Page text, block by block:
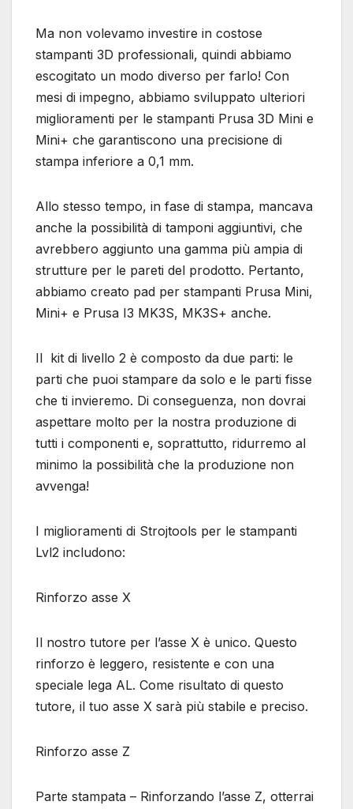
Ma non volevamo investire in costose
stampanti 3D professionali, quindi abbiamo
escogitato un modo diverso per farlo! Con
mesi di impegno, abbiamo sviluppato ulteriori
miglioramenti per le stampanti Prusa 3D Mini e
Mini+ che garantiscono una precisione di
stampa inferiore a 0,1 mm.
Allo stesso tempo, in fase di stampa, mancava
anche la possibilità di tamponi aggiuntivi, che
avrebbero aggiunto una gamma più ampia di
strutture per le pareti del prodotto. Pertanto,
abbiamo creato pad per stampanti Prusa Mini,
Mini+ e Prusa I3 MK3S, MK3S+ anche.
Il kit di livello 2 è composto da due parti: le
parti che puoi stampare da solo e le parti fisse
che ti invieremo. Di conseguenza, non dovrai
aspettare molto per la nostra produzione di
tutti i componenti e, soprattutto, ridurremo al
minimo la possibilità che la produzione non
avvenga!
I miglioramenti di Strojtools per le stampanti
Lvl2 includono:
Rinforzo asse X
Il nostro tutore per l’asse X è unico. Questo
rinforzo è leggero, resistente e con una
speciale lega AL. Come risultato di questo
tutore, il tuo asse X sarà più stabile e preciso.
Rinforzo asse Z
Parte stampata – Rinforzando l’asse Z, otterrai